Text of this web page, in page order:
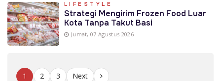
LIFESTYLE
Strategi Mengirim Frozen Food Luar
Kota Tanpa Takut Basi
Jumat, 07 Agustus 2026
1 2 3 Next